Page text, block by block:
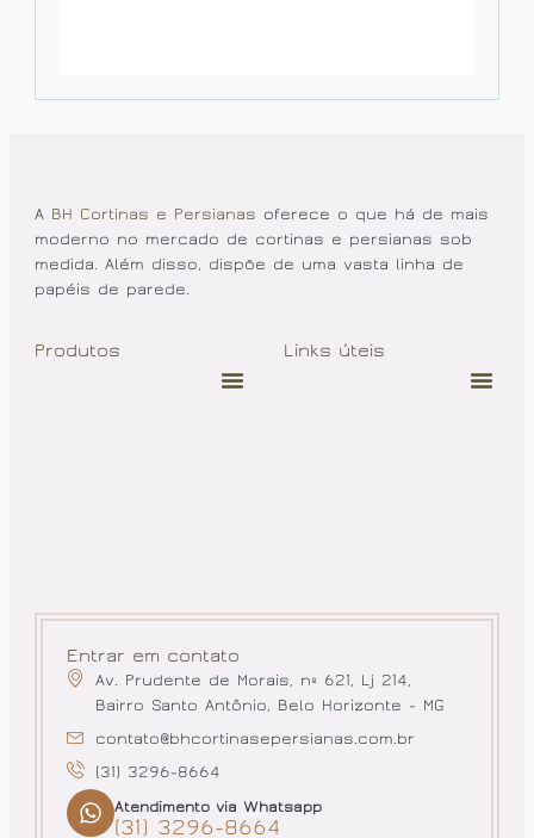
A BH Cortinas e Persianas oferece o que há de mais
moderno no mercado de cortinas e persianas sob
medida. Além disso, dispõe de uma vasta linha de
papéis de parede.
Produtos Links úteis
Entrar em contato
Av. Prudente de Morais, nº 621, Lj 214,
Bairro Santo Antônio, Belo Horizonte - MG
contato@bhcortinasepersianas.com.br
(31) 3296-8664
Atendimento via Whatsapp
(31) 3296-8664